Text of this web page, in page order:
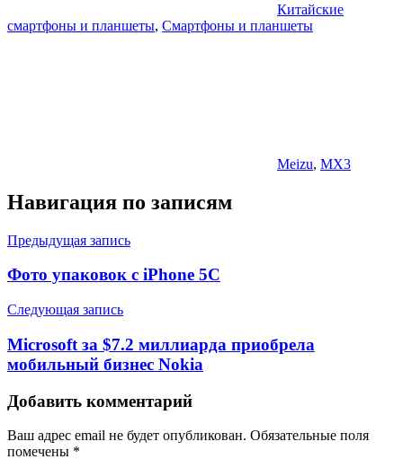
Китайские
смартфоны и планшеты, Смартфоны и планшеты
Meizu, MX3
Навигация по записям
Предыдущая запись
Фото упаковок с iPhone 5C
Следующая запись
Microsoft за $7.2 миллиарда приобрела
мобильный бизнес Nokia
Добавить комментарий
Ваш адрес email не будет опубликован. Обязательные поля
помечены *